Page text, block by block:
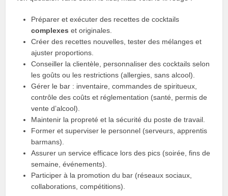
Préparer et exécuter des recettes de cocktails
complexes et originales.
Créer des recettes nouvelles, tester des mélanges et
ajuster proportions.
Conseiller la clientèle, personnaliser des cocktails selon
les goûts ou les restrictions (allergies, sans alcool).
Gérer le bar : inventaire, commandes de spiritueux,
contrôle des coûts et réglementation (santé, permis de
vente d’alcool).
Maintenir la propreté et la sécurité du poste de travail.
Former et superviser le personnel (serveurs, apprentis
barmans).
Assurer un service efficace lors des pics (soirée, fins de
semaine, événements).
Participer à la promotion du bar (réseaux sociaux,
collaborations, compétitions).